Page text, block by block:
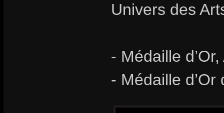
Univers des
- Médaille
- Médaille